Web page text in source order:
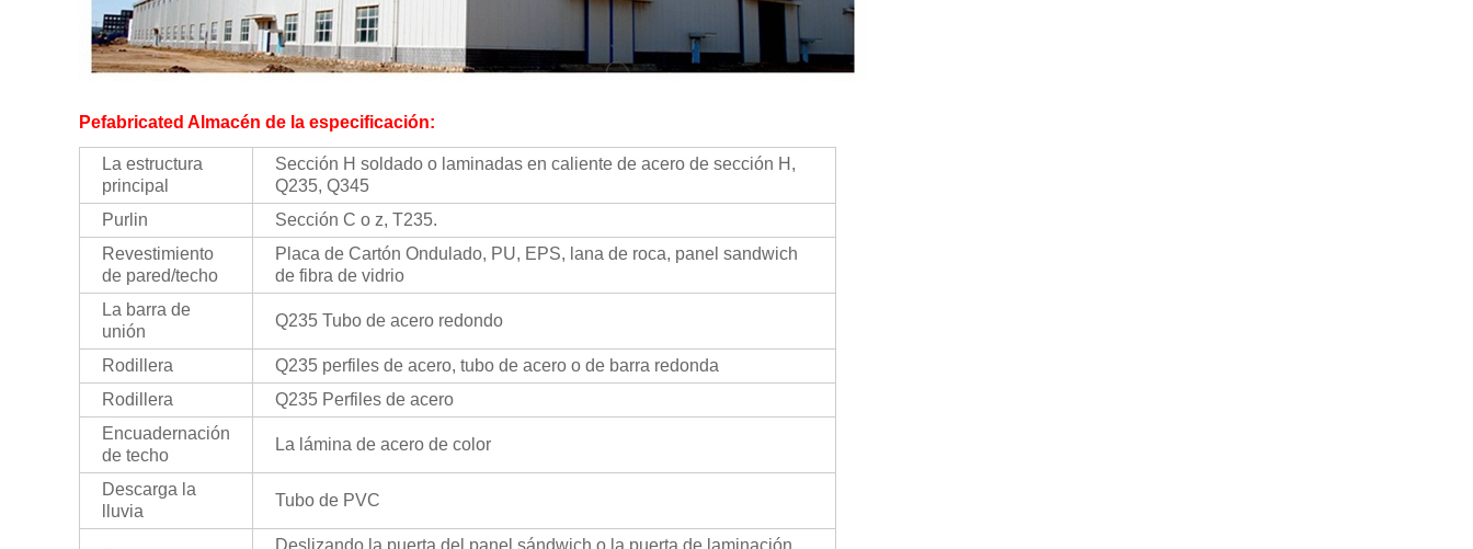
Pefabricated Almacén de la especificación:
La estructura
principal
Sección H soldado o laminadas en caliente de acero de sección H,
Q235, Q345
Purlin
Sección C o z, T235.
Revestimiento
de pared/techo
Placa de Cartón Ondulado, PU, EPS, lana de roca, panel sandwich
de fibra de vidrio
La barra de
unión
Q235 Tubo de acero redondo
Rodillera
Q235 perfiles de acero, tubo de acero o de barra redonda
Rodillera
Q235 Perfiles de acero
Encuadernación
de techo
La lámina de acero de color
Descarga la
lluvia
Tubo de PVC
Deslizando la puerta del panel sándwich o la puerta de laminación